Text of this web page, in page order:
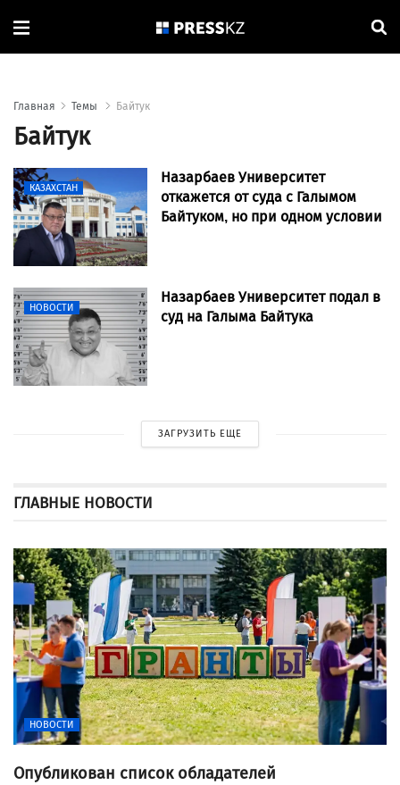
Главная Темы Байтук
Байтук
КАЗАХСТАН
Назарбаев Университет
откажется от суда с Галымом
Байтуком, но при одном условии
НОВОСТИ
Назарбаев Университет подал в
суд на Галыма Байтука
ЗАГРУЗИТЬ ЕЩЕ
ГЛАВНЫЕ НОВОСТИ
НОВОСТИ
Опубликован список обладателей